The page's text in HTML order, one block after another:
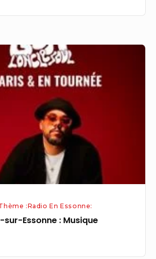
:Radio En Essonne:
Essonne : Musique